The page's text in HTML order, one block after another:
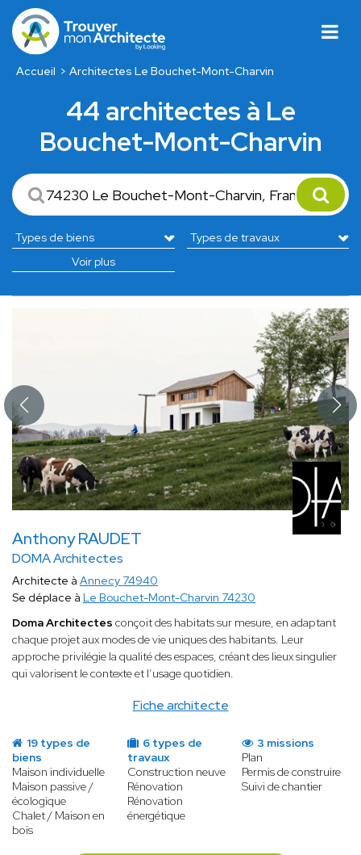
Accueil Architectes Le Bouchet-Mont-Charvin
44 architectes à Le
Bouchet-Mont-Charvin
Voir plus
Anthony RAUDET
DOMA Architectes
Fiche architecte
Architecte à Annecy 74940
Se déplace à Le Bouchet-Mont-Charvin 74230
Doma Architectes conçoit des habitats sur mesure, en adaptant
chaque projet aux modes de vie uniques des habitants. Leur
approche privilégie la qualité des espaces, créant des lieux singulier
qui valorisent le contexte et l’usage quotidien.
19 types de
biens
Maison individuelle
Maison passive /
écologique
Chalet / Maison en
bois
6 types de
travaux
Construction neuve
Rénovation
Rénovation
énergétique
3 missions
Plan
Permis de construire
Suivi de chantier